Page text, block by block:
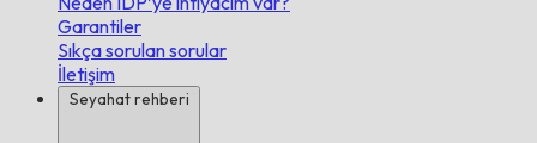
Garantiler
Sıkça sorulan sorular
İletişim
Seyahat rehberi